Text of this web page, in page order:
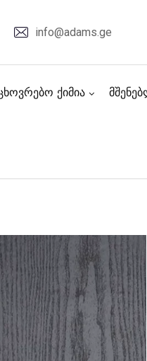
info@adams.ge
ქიმია